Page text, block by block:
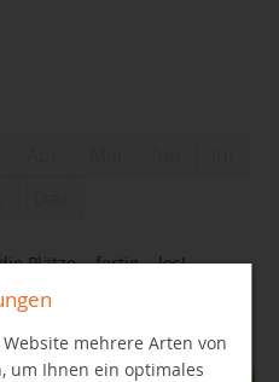
Plätze... fertig... los!
mehrere Arten von
um Ihnen ein optimales